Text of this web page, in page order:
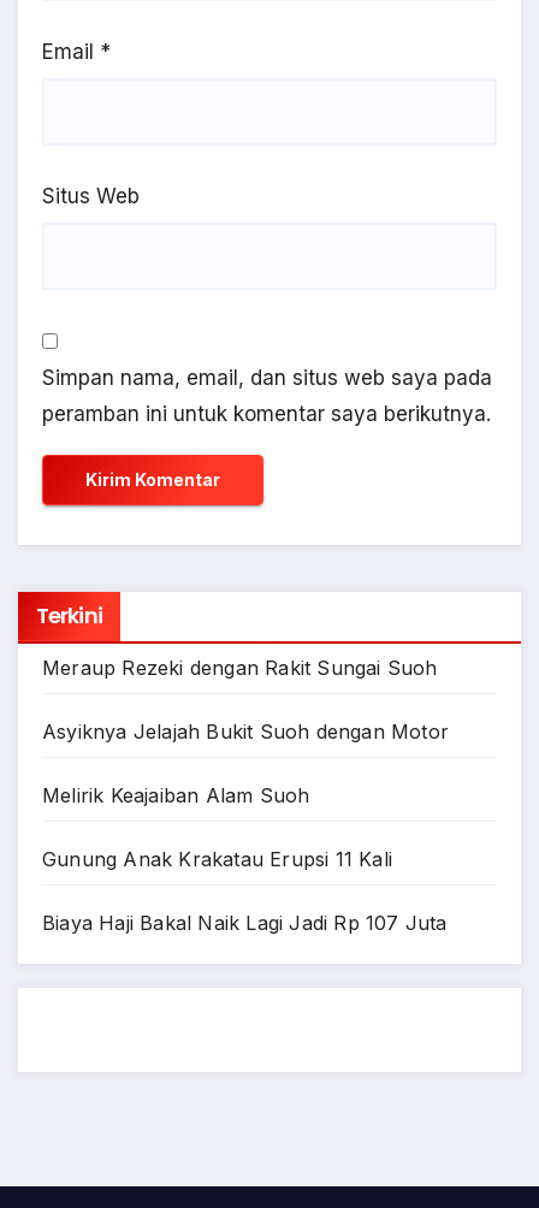
Email *
Situs Web
Simpan nama, email, dan situs web saya pada
peramban ini untuk komentar saya berikutnya.
Terkini
Meraup Rezeki dengan Rakit Sungai Suoh
Asyiknya Jelajah Bukit Suoh dengan Motor
Melirik Keajaiban Alam Suoh
Gunung Anak Krakatau Erupsi 11 Kali
Biaya Haji Bakal Naik Lagi Jadi Rp 107 Juta